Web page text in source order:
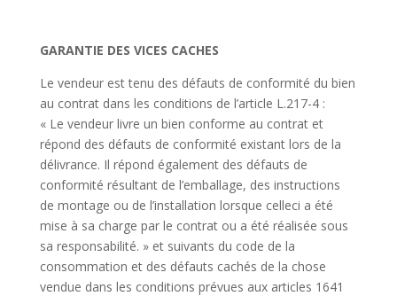
GARANTIE DES VICES CACHES
Le vendeur est tenu des défauts de conformité du bien
au contrat dans les conditions de l’article L.217-4 :
« Le vendeur livre un bien conforme au contrat et
répond des défauts de conformité existant lors de la
délivrance. Il répond également des défauts de
conformité résultant de l’emballage, des instructions
de montage ou de l’installation lorsque celleci a été
mise à sa charge par le contrat ou a été réalisée sous
sa responsabilité. » et suivants du code de la
consommation et des défauts cachés de la chose
vendue dans les conditions prévues aux articles 1641